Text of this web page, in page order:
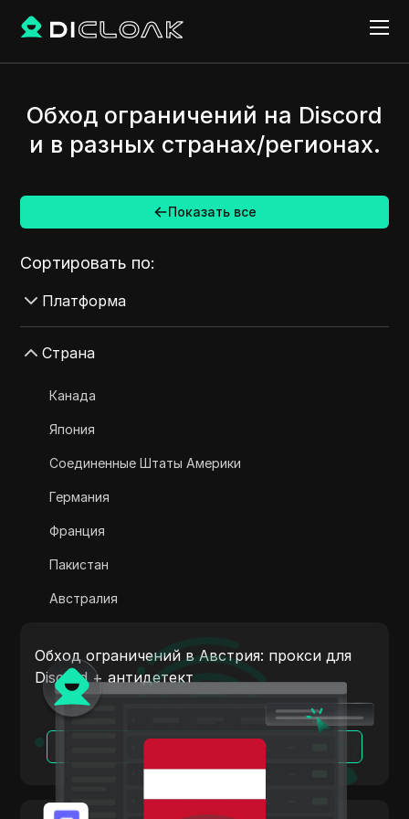
Обход ограничений на Discord
и в разных странах/регионах.
Показать все
Сортировать по:
Платформа
Apple Pay
ASOS
BestBuy
Страна
Канада
Япония
Соединенные Штаты Америки
Германия
Франция
Пакистан
Австралия
Италия
Нидерланды
Вьетнам
Португалия
Аргентина
Обход ограничений в Австрия: прокси для
Discord + антидетект
Читать далее